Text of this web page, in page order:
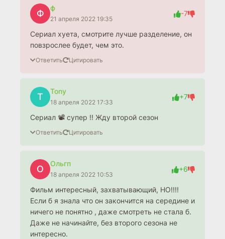
Ф
ф
21 апреля 2022 19:35
-7
Сериал хуета, смотрите лучше разделение, он
повзрослее будет, чем это.
Ответить Цитировать
T
Tony
18 апреля 2022 17:33
+7
Сериал 📽 супер !! Жду второй сезон
Ответить Цитировать
О
Ольгп
18 апреля 2022 10:53
+6
Фильм интересный, захватывающий, НО!!!!
Если б я знала что он закончится на середине и
ничего не понятно , даже смотреть не стала б.
Даже не начинайте, без второго сезона не
интересно.